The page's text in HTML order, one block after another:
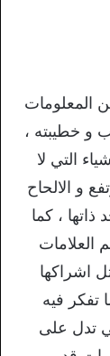
المعلومات
و خطيبته ،
التي لا
و الالحاح
، كما
العلامات
اشراكها
تفكر فيه
تدل على